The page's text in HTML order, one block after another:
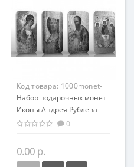
Код товара: 1000monet-
001
Набор подарочных монет
Иконы Андрея Рублева
серебро 4 шт по 31,1 гр -
0
0.00 р.